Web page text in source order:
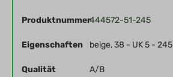
Produktnummer444572-51-245
Eigenschaften beige, 38 - UK 5 - 245
Qualität A/B